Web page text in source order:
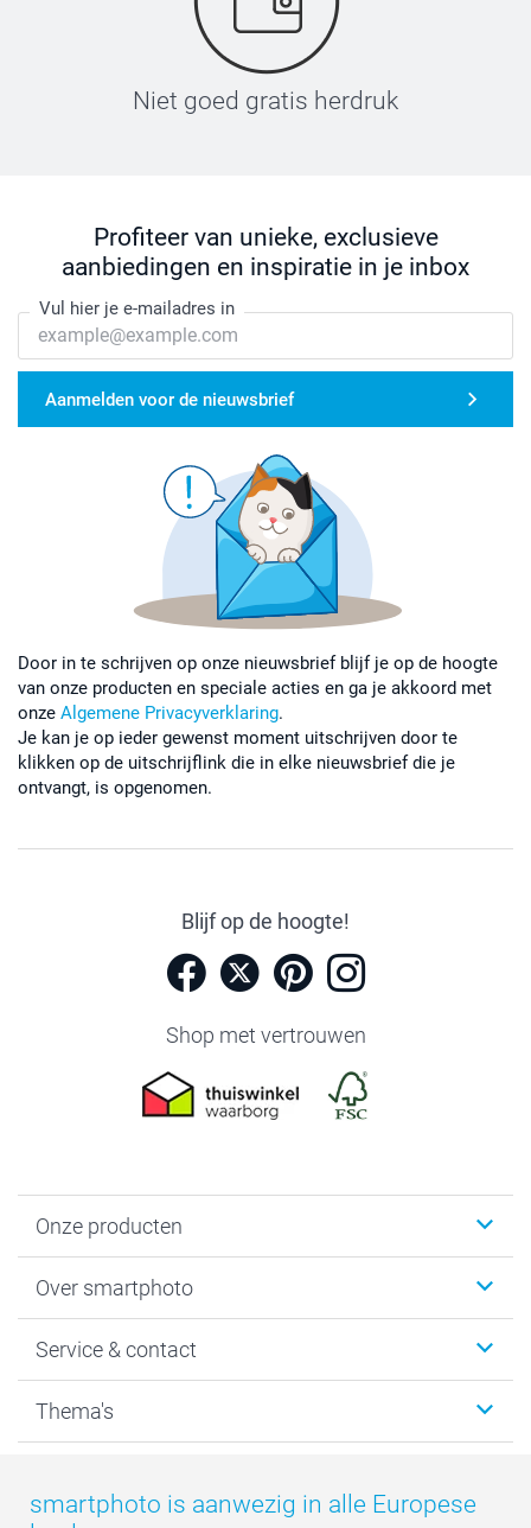
Niet goed gratis herdruk
Profiteer van unieke, exclusieve
aanbiedingen en inspiratie in je inbox
Vul hier je e-mailadres in
Aanmelden voor de nieuwsbrief
Door in te schrijven op onze nieuwsbrief blijf je op de hoogte
van onze producten en speciale acties en ga je akkoord met
onze Algemene Privacyverklaring.
Je kan je op ieder gewenst moment uitschrijven door te
klikken op de uitschrijflink die in elke nieuwsbrief die je
ontvangt, is opgenomen.
Blijf op de hoogte!
Shop met vertrouwen
Onze producten
Fotoboeken
Fotocadeaus
Kaarten
Over smartphoto
Vacatures
Bestelproces
Privacy
Service & contact
Tevredenheidsgarantie
smartbonus
Thema's
Moederdag
smartphoto is aanwezig in alle Europese